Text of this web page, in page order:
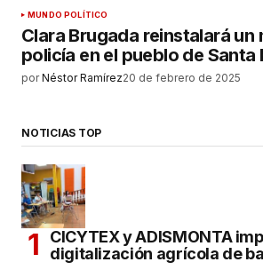
MUNDO POLÍTICO
Clara Brugada reinstalará un
policía en el pueblo de Santa
por Néstor Ramírez20 de febrero de 2025
NOTICIAS TOP
CICYTEX y ADISMONTA
digitalización agrícola de